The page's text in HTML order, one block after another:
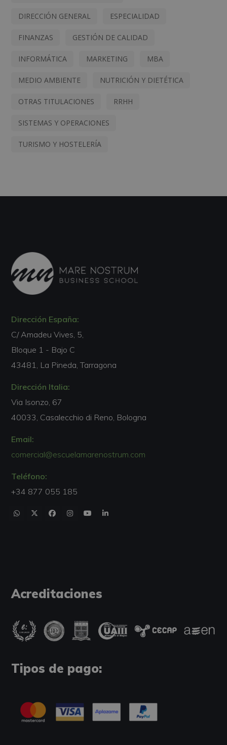
DIRECCIÓN GENERAL ESPECIALIDAD
FINANZAS GESTIÓN DE CALIDAD
INFORMÁTICA MARKETING MBA
MEDIO AMBIENTE NUTRICIÓN Y DIETÉTICA
OTRAS TITULACIONES RRHH
SISTEMAS Y OPERACIONES
TURISMO Y HOSTELERÍA
Dirección España:
C/ Amadeu Vives, 5,
Bloque 1 - Bajo C
43481, La Pineda, Tarragona
Dirección Italia:
Via Isonzo, 67
40033, Casalecchio di Reno, Bologna
Email:
comercial@escuelamarenostrum.com
Teléfono:
+34 877 055 185
Acreditaciones
Tipos de pago: